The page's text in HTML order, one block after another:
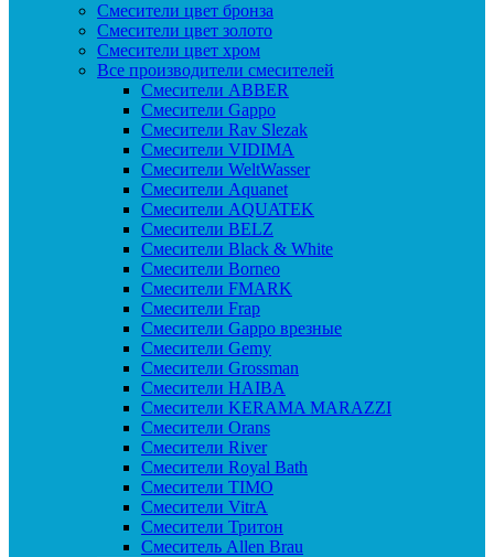
Смесители цвет бронза
Смесители цвет золото
Смесители цвет хром
Все производители смесителей
Cмесители ABBER
Cмесители Gappo
Cмесители Rav Slezak
Cмесители VIDIMA
Cмесители WeltWasser
Смесители Aquanet
Смесители AQUATEK
Смесители BELZ
Смесители Black & White
Смесители Borneo
Смесители FMARK
Смесители Frap
Смесители Gappo врезные
Смесители Gemy
Смесители Grossman
Смесители HAIBA
Смесители KERAMA MARAZZI
Смесители Orans
Смесители River
Смесители Royal Bath
Смесители TIMO
Смесители VitrA
Смесители Тритон
Смеситель Allen Brau